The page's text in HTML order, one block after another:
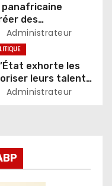
panafricaine
des
favorisant
dans les pays
Administrateur
exhorte les
leurs talents
le
Administrateur